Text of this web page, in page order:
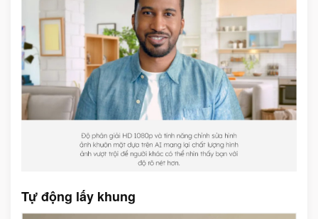
Tự động lấy khung